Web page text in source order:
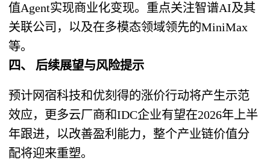
值Agent实现商业化变现。重点关注智谱AI及其
关联公司，以及在多模态领域领先的MiniMax
等。
四、 后续展望与风险提示
预计网宿科技和优刻得的涨价行动将产生示范
效应，更多云厂商和IDC企业有望在2026年上半
年跟进，以改善盈利能力，整个产业链价值分
配将迎来重塑。